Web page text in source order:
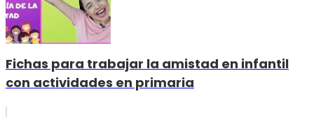
Fichas para trabajar la amistad en infantil
con actividades en primaria